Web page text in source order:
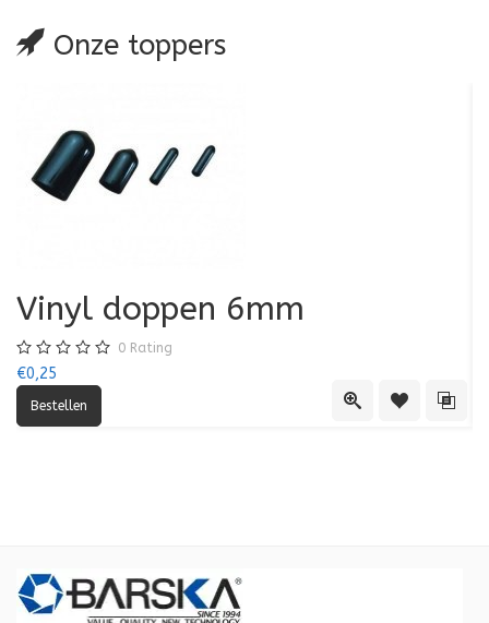
Onze toppers
Quick ViewToevoegen
Vinyl doppen 6mm
0 Rating
€0,25